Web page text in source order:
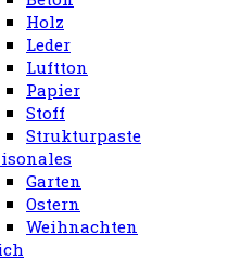
Holz
Leder
Luftton
Papier
Stoff
Strukturpaste
Garten
Ostern
Weihnachten